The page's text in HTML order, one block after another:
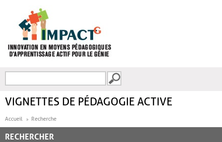
FORMULAIRE DE
VIGNETTES DE PÉDAGOGIE ACTIVE
Accueil Recherche
RECHERCHER